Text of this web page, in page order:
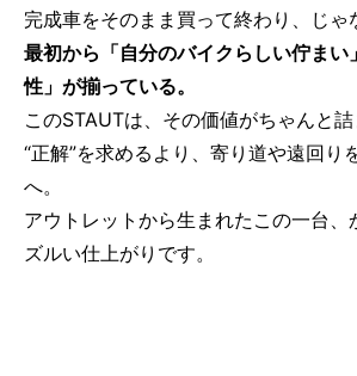
完成車をそのまま買って終わり、じゃ
最初から「自分のバイクらしい佇まい
性」が揃っている。
このSTAUTは、その価値がちゃんと詰
“正解”を求めるより、寄り道や遠回り
へ。
アウトレットから生まれたこの一台、
ズルい仕上がりです。